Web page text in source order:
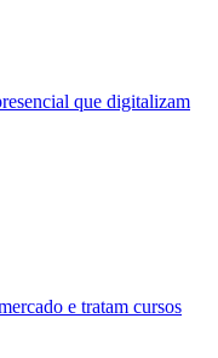
que digitalizam
e tratam cursos